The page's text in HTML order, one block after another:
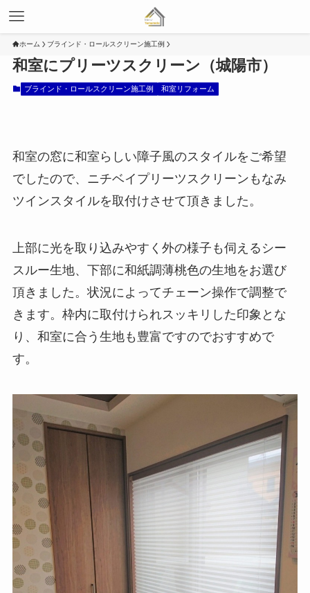
ホーム ブラインド・ロールスクリーン施工例
和室にプリーツスクリーン（城陽市）
ブラインド・ロールスクリーン施工例 和室リフォーム
和室の窓に和室らしい障子風のスタイルをご希望
でしたので、ニチベイプリーツスクリーンもなみ
ツインスタイルを取付けさせて頂きました。
上部に光を取り込みやすく外の様子も伺えるシー
スルー生地、下部に和紙調薄桃色の生地をお選び
頂きました。状況によってチェーン操作で調整で
きます。枠内に取付けられスッキリした印象とな
り、和室に合う生地も豊富ですのでおすすめで
す。